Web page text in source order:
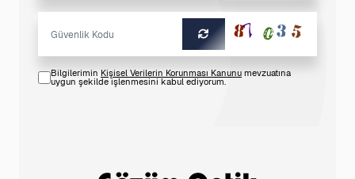
Bilgilerimin Kişisel Verilerin Korunması Kanunu mevzuatına
uygun şekilde işlenmesini kabul ediyorum.